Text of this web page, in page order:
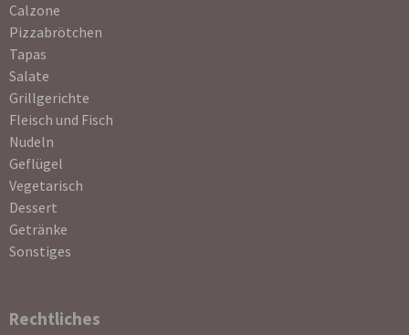
Calzone
Pizzabrötchen
Tapas
Salate
Grillgerichte
Fleisch und Fisch
Nudeln
Geflügel
Vegetarisch
Dessert
Getränke
Sonstiges
Rechtliches